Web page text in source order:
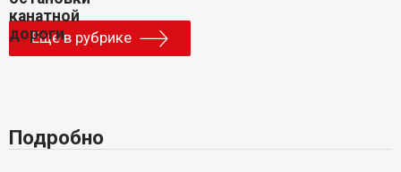
Еще в рубрике
Подробно